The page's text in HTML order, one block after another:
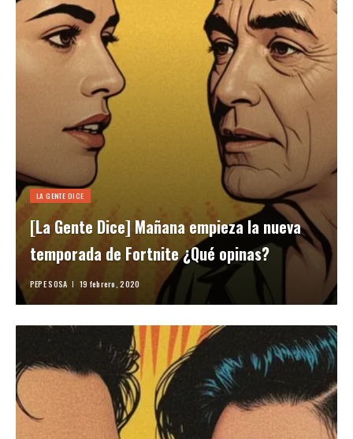
LA GENTE DICE
[La Gente Dice] Mañana empieza la nueva
temporada de Fortnite ¿Qué opinas?
PEPE SOSA 19 febrero, 2020